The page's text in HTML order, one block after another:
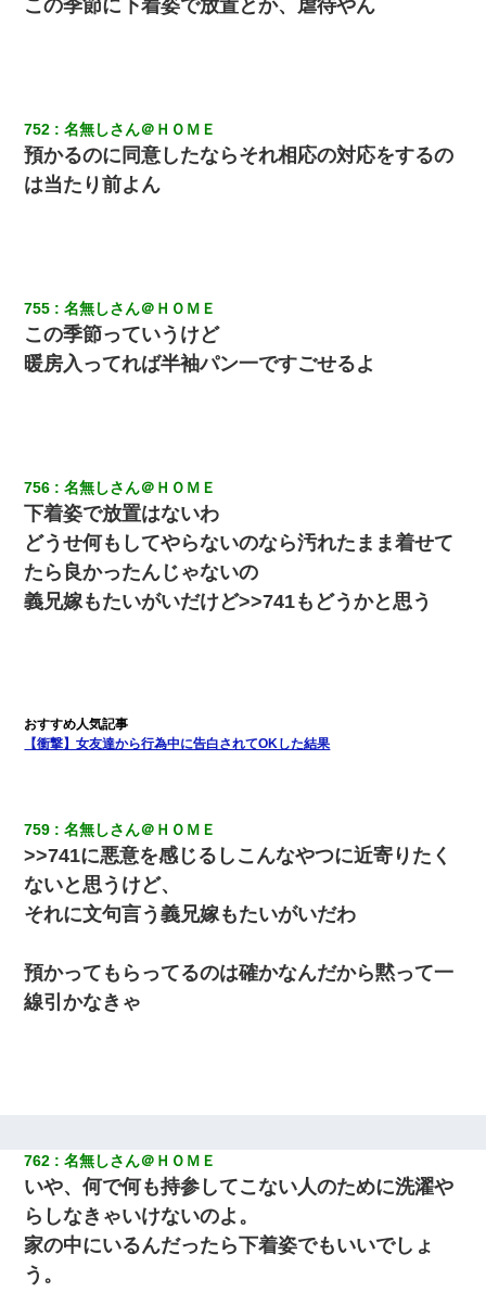
友人「酒の勢いで女先輩をホテルに連れ込んだｗｗｗｗｗ」俺
「…」
昨日37歳のおばさんと行為したんだけどめちゃくちゃだった
「パワハラを受けたから思い切って転職した」とSNSで呟いた
ら、速攻でパワハラかました元上司がLINEを送ってきた。
【衝撃】婚約者「兄と結婚はするけど嫁入りするわけじゃない。
お互い干渉はしないようにしましょう」→ その後に結納金の話を
したので、母が・・・
私「結婚やめるわ」 婚約者「え？なんでなんで？」 → 放置した
結果…｜生活｜ワロタあんてな
この季節に下着姿で放置とか、虐待やん
752 名無しさん＠ＨＯＭＥ
預かるのに同意したならそれ相応の対応をするの
は当たり前よん
755 名無しさん＠ＨＯＭＥ
この季節っていうけど
暖房入ってれば半袖パン一ですごせるよ
756 名無しさん＠ＨＯＭＥ
下着姿で放置はないわ
どうせ何もしてやらないのなら汚れたまま着せて
たら良かったんじゃないの
義兄嫁もたいがいだけど>>741もどうかと思う
【衝撃】女友達から行為中に告白されてOKした結果
759 名無しさん＠ＨＯＭＥ
>>741に悪意を感じるしこんなやつに近寄りたく
ないと思うけど、
それに文句言う義兄嫁もたいがいだわ
預かってもらってるのは確かなんだから黙って一
線引かなきゃ
762 名無しさん＠ＨＯＭＥ
いや、何で何も持参してこない人のために洗濯や
らしなきゃいけないのよ。
家の中にいるんだったら下着姿でもいいでしょ
う。